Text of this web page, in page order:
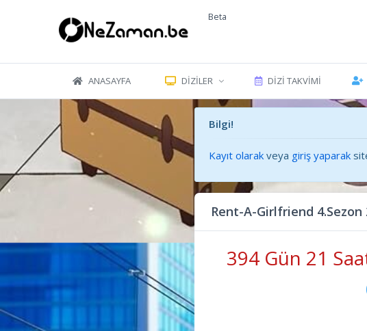
Beta
ANASAYFA DIZILER DIZI TAKVIMI
Bilgi!
Kayıt olarak veya giriş yaparak
Rent-A-Girlfriend
394 Gün 21